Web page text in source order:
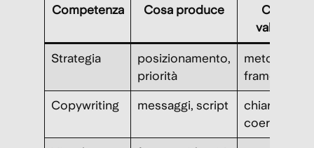
Competenza Cosa produce
Come
valutarla
Strategia
posizionamento,
priorità
metodo e
framework
Copywriting messaggi, script
chiarezza e
coerenza